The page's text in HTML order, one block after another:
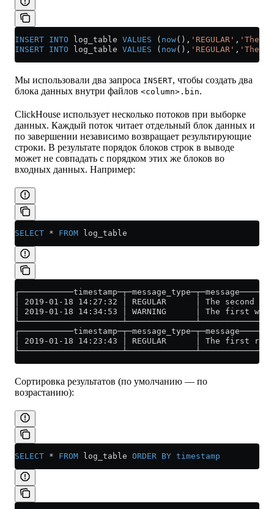
INSERT INTO log_table VALUES ( now(), 'REGULAR' , 'The
INSERT INTO log_table VALUES ( now(), 'REGULAR' , 'The
Мы использовали два запроса INSERT, чтобы создать два
блока данных внутри файлов <column>.bin.
ClickHouse использует несколько потоков при выборке
данных. Каждый поток читает отдельный блок данных и
по завершении независимо возвращает результирующие
строки. В результате порядок блоков строк в выводе
может не совпадать с порядком этих же блоков во
входных данных. Например:
SELECT * FROM log_table
│ 2019-01-18 14:27:32 │ REGULAR      │ The second
│ 2019-01-18 14:34:53 │ WARNING      │ The first
│ 2019-01-18 14:23:43 │ REGULAR      │ The first
Сортировка результатов (по умолчанию — по
возрастанию):
SELECT * FROM log_table ORDER BY timestamp